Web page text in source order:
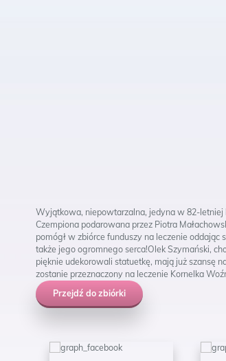
Wyjątkowa, niepowtarzalna, jedyna w 82-letniej
Czempiona podarowana przez Piotra
pomógł w zbiórce funduszy na leczenie
także jego ogromnego serca!Olek Szymański,
pięknie udekorowali statuetkę, mają już szansę
zostanie przeznaczony na leczenie Kornelka
Przejdź do zbiórki